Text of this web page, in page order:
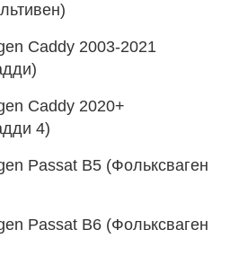
Caddy 2003-2021
Caddy 2020+
4)
Passat B5 (Фольксваген
Passat B6 (Фольксваген